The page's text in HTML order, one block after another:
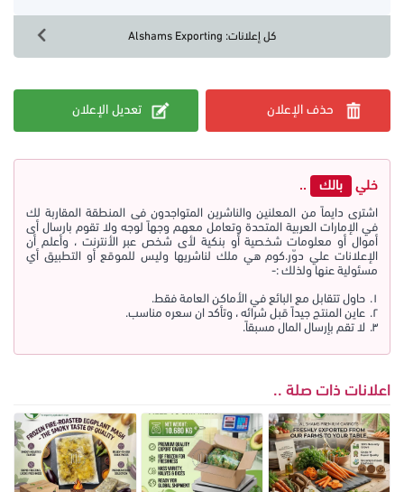
كل إعلانات: Alshams Exporting
حذف الإعلان تعديل الإعلان
خلي بالك ..
اشترى دايماً من المعلنين والناشرين المتواجدون فى المنطقة المقاربة لك
في الإمارات العربية المتحدة وتعامل معهم وجهاً لوجه ولا تقوم بارسال أى
أموال أو معلومات شخصية أو بنكية لأى شخص عبر الأنترنت ، وأعلم أن
الإعلانات علي دوّر.كوم هي ملك لناشريها وليس للموقع أو التطبيق أي
مسئولية عنها ولذلك :-
حاول تتقابل مع البائع في الأماكن العامة فقط.
عاين المنتج جيداً قبل شرائه ، وتأكد ان سعره مناسب.
لا تقم بإرسال المال مسبقاً.
اعلانات ذات صلة ..